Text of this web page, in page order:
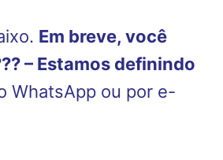
Em breve, você
– Estamos definindo
WhatsApp ou por e-